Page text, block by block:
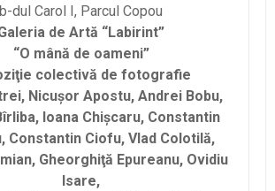
b-dul Carol I, Parcul Copou
de Artă “Labirint”
“O mână de oameni”
colectivă de fotografie
Nicuşor Apostu, Andrei Bobu,
Ioana Chişcaru, Constantin
Constantin Ciofu, Vlad Colotilă,
Gheorghiţă Epureanu, Ovidiu
Isare,